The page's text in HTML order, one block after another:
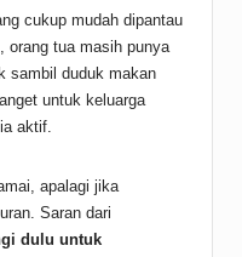
cukup mudah dipantau
orang tua masih punya
sambil duduk makan
untuk keluarga
aktif.
apalagi jika
Saran dari
dulu untuk